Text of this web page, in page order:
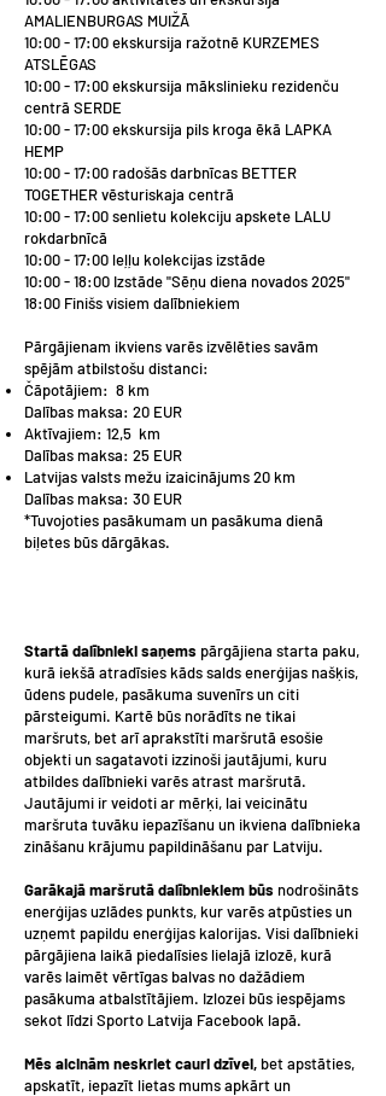
AMALIENBURGAS MUIŽĀ
10:00 - 17:00 ekskursija ražotnē KURZEMES
ATSLĒGAS
10:00 - 17:00 ekskursija mākslinieku rezidenču
centrā SERDE
10:00 - 17:00 ekskursija pils kroga ēkā LAPKA
HEMP
10:00 - 17:00 radošās darbnīcas BETTER
TOGETHER vēsturiskaja centrā
10:00 - 17:00 senlietu kolekciju apskete LALU
rokdarbnīcā
10:00 - 17:00 leļļu kolekcijas izstāde
10:00 - 18:00 Izstāde "Sēņu diena novados 2025"
18:00 Finišs visiem dalībniekiem
Pārgājienam ikviens varēs izvēlēties savām
spējām atbilstošu distanci:
Čāpotājiem: 8 km
Dalības maksa: 20 EUR
Aktīvajiem: 12,5 km
Dalības maksa: 25 EUR
Latvijas valsts mežu izaicinājums 20 km
Dalības maksa: 30 EUR
*Tuvojoties pasākumam un pasākuma dienā
biļetes būs dārgākas.
Startā dalībnieki saņems pārgājiena starta paku,
kurā iekšā atradīsies kāds salds enerģijas našķis,
ūdens pudele, pasākuma suvenīrs un citi
pārsteigumi. Kartē būs norādīts ne tikai
maršruts, bet arī aprakstīti maršrutā esošie
objekti un sagatavoti izzinoši jautājumi, kuru
atbildes dalībnieki varēs atrast maršrutā.
Jautājumi ir veidoti ar mērķi, lai veicinātu
maršruta tuvāku iepazīšanu un ikviena dalībnieka
zināšanu krājumu papildināšanu par Latviju.
Garākajā maršrutā dalībniekiem būs nodrošināts
enerģijas uzlādes punkts, kur varēs atpūsties un
uzņemt papildu enerģijas kalorijas. Visi dalībnieki
pārgājiena laikā piedalīsies lielajā izlozē, kurā
varēs laimēt vērtīgas balvas no dažādiem
pasākuma atbalstītājiem. Izlozei būs iespējams
sekot līdzi Sporto Latvija Facebook lapā.
Mēs aicinām neskriet cauri dzīvei, bet apstāties,
apskatīt, iepazīt lietas mums apkārt un